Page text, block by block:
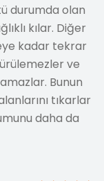
durumda olan
kılar. Diğer
kadar tekrar
ve
Bunun
tıkarlar
daha da